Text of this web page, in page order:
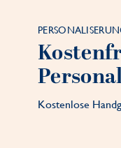
Kostenlose